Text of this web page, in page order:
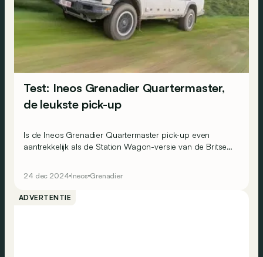
Test: Ineos Grenadier Quartermaster,
de leukste pick-up
Is de Ineos Grenadier Quartermaster pick-up even
aantrekkelijk als de Station Wagon-versie van de Britse
24 dec 2024 Ineos Grenadier
ADVERTENTIE